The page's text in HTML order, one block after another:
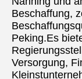
Beschaffung,
Peking.Es
Versorgung,